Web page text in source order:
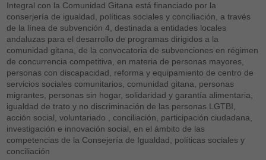
Integral con la Comunidad Gitana está financiado por la
conserjería de igualdad, políticas sociales y conciliación, a través
de la línea de subvención 4, destinada a entidades locales
andaluzas para el desarrollo de programas dirigidos a la
comunidad gitana, de la convocatoria de subvenciones en régimen
de concurrencia competitiva, en materia de personas mayores,
personas con discapacidad, reforma y equipamiento de centro de
servicios sociales comunitarios, comunidad gitana, personas
migrantes, personas sin hogar, solidaridad y garantía alimentaria,
igualdad de trato y no discriminación de las personas LGTBI,
acción social, voluntariado , conciliación, participación ciudadana,
investigación e innovación social, en el ámbito de las
competencias de la Consejería de Igualdad, políticas sociales y
conciliación